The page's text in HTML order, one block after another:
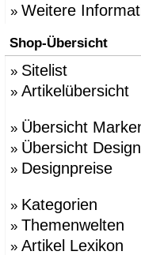
» Weitere
Shop-Übersicht
» Sitelist
» Artikelübersicht
» Übersicht
» Übersicht
» Designpreise
» Kategorien
» Themenwelten
» Artikel Lexikon